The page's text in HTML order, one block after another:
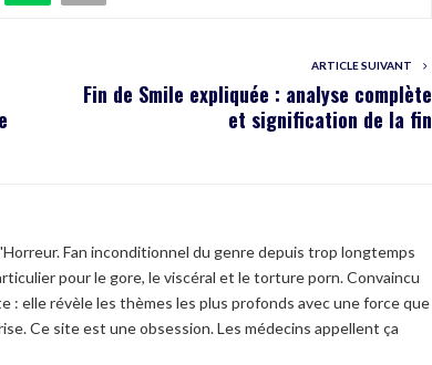
ARTICLE SUIVANT
Fin de Smile expliquée : analyse complète
et signification de la fin
Fan inconditionnel du genre depuis trop longtemps
pour le gore, le viscéral et le torture porn. Convaincu
: elle révèle les thèmes les plus profonds avec une force que
Ce site est une obsession. Les médecins appellent ça